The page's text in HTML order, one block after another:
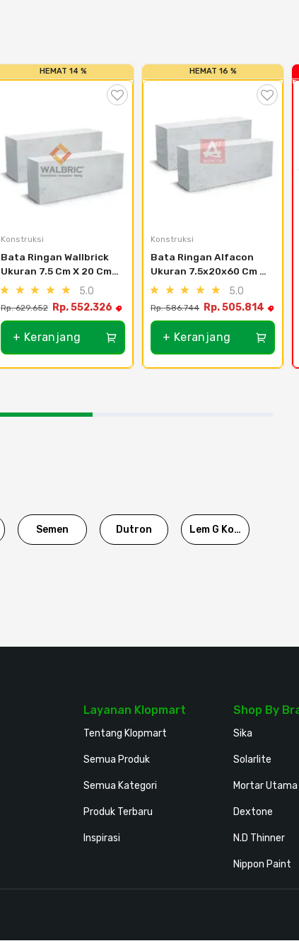
HEMAT 14 %
Konstruksi
Bata Ringan Wallbrick
Ukuran 7.5 Cm X 20 Cm
X 60 Cm (14.4 M3) -
Tangsel
5.0
Rp. 629.652 Rp. 552.326
+ Keranjang
HEMAT 16 %
Konstruksi
Bata Ringan Alfacon
Ukuran 7.5x20x60 Cm
(12.6 M3) - Kabupaten
5.0
Rp. 586.744 Rp. 505.814
+ Keranjang
Semen Dutron Lem G Korea
Layanan Klopmart
Tentang Klopmart
Semua Produk
Semua Kategori
Produk Terbaru
Inspirasi
Shop By
Sika
Solarlite
Mortar Utama
Dextone
N.D Thinner
Nippon Paint